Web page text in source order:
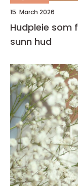
15. March 2026
Hudpleie som
sunn hud